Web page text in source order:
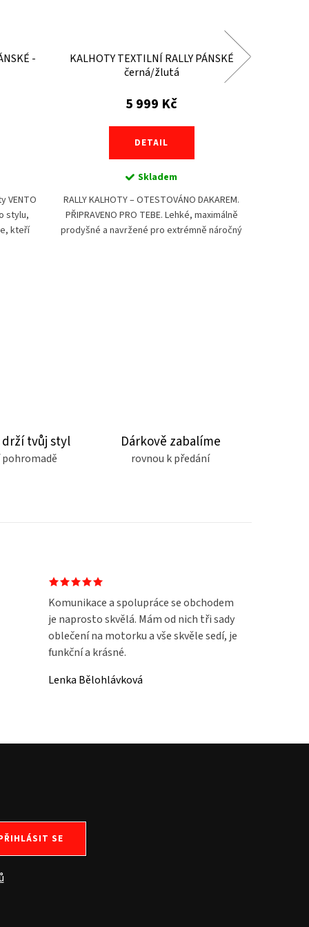
-
VENTO
stylu,
kteří
KALHOTY TEXTILNÍ RALLY PÁNSKÉ
černá/žlutá
5 999 Kč
DETAIL
Skladem
RALLY KALHOTY – OTESTOVÁNO DAKAREM.
PŘIPRAVENO PRO TEBE. Lehké, maximálně
prodyšné a navržené pro extrémně náročný
drží tvůj styl
pohromadě
Dárkově zabalíme
rovnou k předání
Komunikace a spolupráce se obchodem
je naprosto skvělá. Mám od nich tři sady
oblečení na motorku a vše skvěle sedí, je
funkční a krásné.
Lenka Bělohlávková
SE